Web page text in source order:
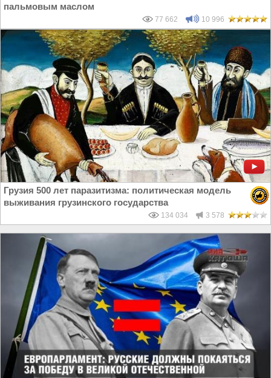
пальмовым маслом
77 662 10 996
Грузия 500 лет паразитизма: политическая модель
выживания грузинского государства
134 034 3 578